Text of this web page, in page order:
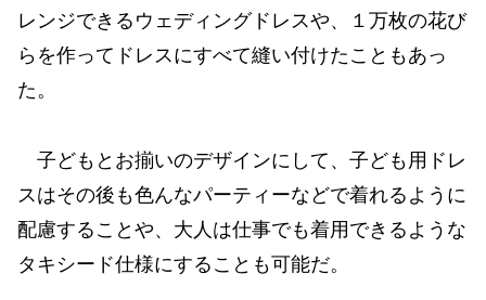
レンジできるウェディングドレスや、１万枚の花び
らを作ってドレスにすべて縫い付けたこともあっ
た。
子どもとお揃いのデザインにして、子ども用ドレ
スはその後も色んなパーティーなどで着れるように
配慮することや、大人は仕事でも着用できるような
タキシード仕様にすることも可能だ。